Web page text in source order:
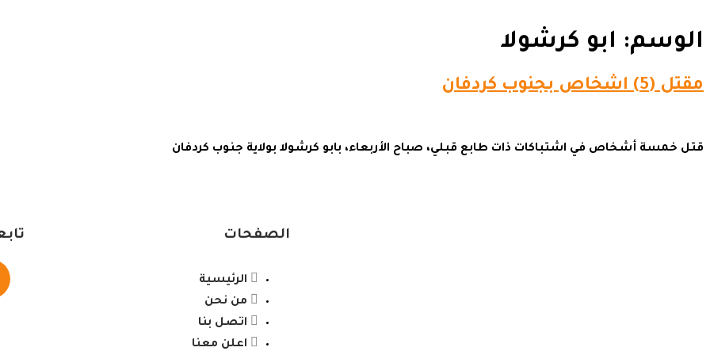
الوسم: ابو كرشولا
مقتل (5) اشخاص بجنوب كردفان
قتل خمسة أشخاص في اشتباكات ذات طابع قبلي، صباح الأربعاء، بابو كرشولا بولاية جنوب كردفان
الصفحات
الرئيسية
من نحن
اتصل بنا
اعلن معنا